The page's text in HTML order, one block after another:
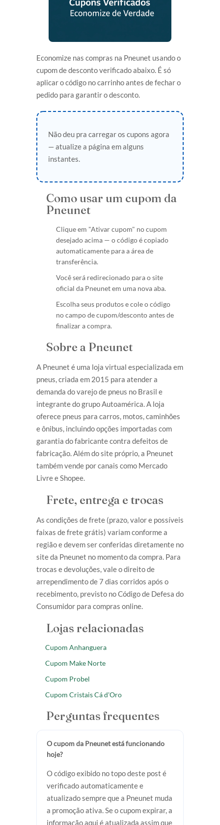
Economize nas compras na Pneunet usando o
cupom de desconto verificado abaixo. É só
aplicar o código no carrinho antes de fechar o
pedido para garantir o desconto.
Não deu pra carregar os cupons agora
— atualize a página em alguns
instantes.
Como usar um cupom da
Pneunet
Clique em "Ativar cupom" no cupom
desejado acima — o código é copiado
automaticamente para a área de
transferência.
Você será redirecionado para o site
oficial da Pneunet em uma nova aba.
Escolha seus produtos e cole o código
no campo de cupom/desconto antes de
finalizar a compra.
Sobre a Pneunet
A Pneunet é uma loja virtual especializada em
pneus, criada em 2015 para atender a
demanda do varejo de pneus no Brasil e
integrante do grupo Autoamérica. A loja
oferece pneus para carros, motos, caminhões
e ônibus, incluindo opções importadas com
garantia do fabricante contra defeitos de
fabricação. Além do site próprio, a Pneunet
também vende por canais como Mercado
Livre e Shopee.
Frete, entrega e trocas
As condições de frete (prazo, valor e possíveis
faixas de frete grátis) variam conforme a
região e devem ser conferidas diretamente no
site da Pneunet no momento da compra. Para
trocas e devoluções, vale o direito de
arrependimento de 7 dias corridos após o
recebimento, previsto no Código de Defesa do
Consumidor para compras online.
Lojas relacionadas
Cupom Anhanguera
Cupom Make Norte
Cupom Probel
Cupom Cristais Cá d'Oro
Perguntas frequentes
O cupom da Pneunet está funcionando
hoje?
O código exibido no topo deste post é
verificado automaticamente e
atualizado sempre que a Pneunet muda
a promoção ativa. Se o cupom expirar, a
informação aqui é atualizada assim que